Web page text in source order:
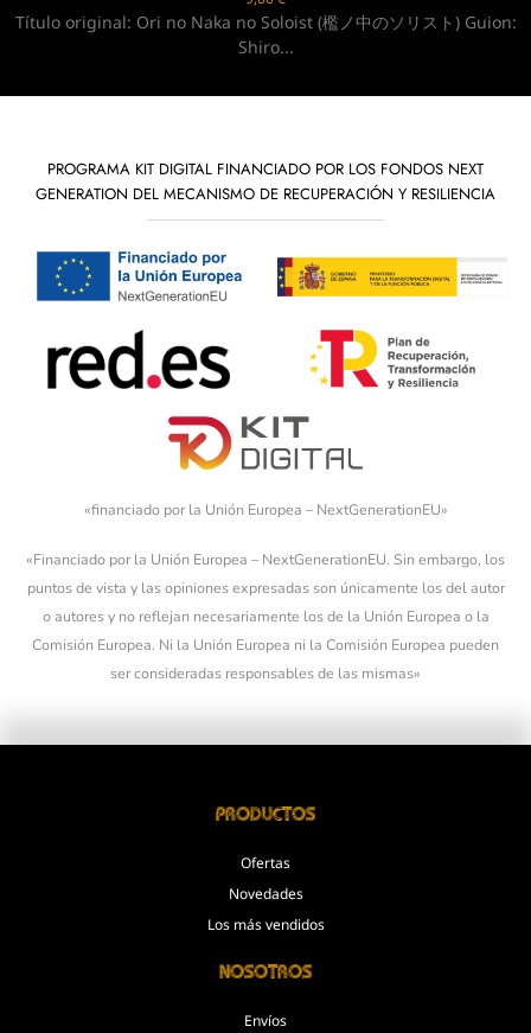
original: Ori no Naka no Soloist (檻ノ中のソリスト) Guion:
Shiro...
PROGRAMA KIT DIGITAL FINANCIADO POR LOS FONDOS NEXT
GENERATION DEL MECANISMO DE RECUPERACIÓN Y RESILIENCIA
«financiado por la Unión Europea – NextGenerationEU»
«Financiado por la Unión Europea – NextGenerationEU. Sin embargo, los
puntos de vista y las opiniones expresadas son únicamente los del autor
o autores y no reflejan necesariamente los de la Unión Europea o la
Comisión Europea. Ni la Unión Europea ni la Comisión Europea pueden
ser consideradas responsables de las mismas»
Productos
Ofertas
Novedades
Los más vendidos
Nosotros
Envíos